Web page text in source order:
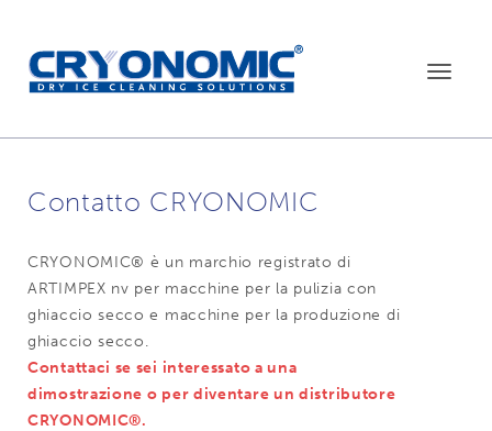
Toggle
Contatto CRYONOMIC
CRYONOMIC® è un marchio registrato di
ARTIMPEX nv per macchine per la pulizia con
ghiaccio secco e macchine per la produzione di
ghiaccio secco.
Contattaci se sei interessato a una
dimostrazione o per diventare un distributore
CRYONOMIC®.